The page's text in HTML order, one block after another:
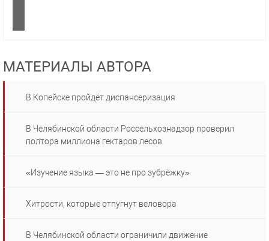
МАТЕРИАЛЫ АВТОРА
В Копейске пройдёт диспансеризация
В Челябинской области Россельхознадзор проверил
полтора миллиона гектаров лесов
«Изучение языка — это не про зубрёжку»
Хитрости, которые отпугнут веловора
В Челябинской области ограничили движение